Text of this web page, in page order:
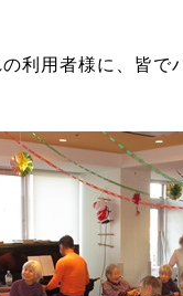
の利用者様に、皆